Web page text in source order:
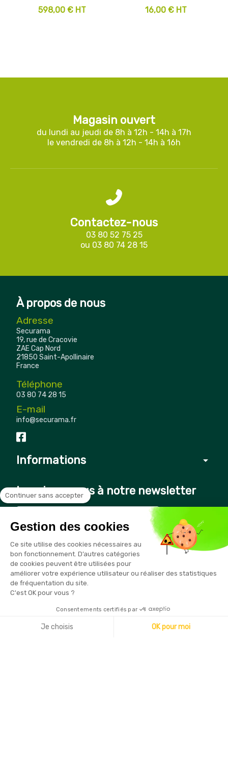
598,00 € HT 16,00 € HT
Magasin ouvert
du lundi au jeudi de 8h à 12h - 14h à 17h
le vendredi de 8h à 12h - 14h à 16h
Contactez-nous
03 80 52 75 25
ou 03 80 74 28 15
À propos de nous
Adresse
Securama
19, rue de Cracovie
ZAE Cap Nord
21850 Saint-Apollinaire
France
Téléphone
03 80 74 28 15
E-mail
info@securama.fr
Informations arrow_drop_down
Inscrivez-vous à notre newsletter
Vous pouvez vous désinscrire à tout moment en cliquant sur le
lien présent dans nos emails
Copyright © 2026 - Sécurama
Continuer sans accepter
Gestion des cookies
Ce site utilise des cookies nécessaires au
bon fonctionnement. D’autres catégories
de cookies peuvent être utilisées pour
améliorer votre expérience utilisateur ou réaliser des statistiques
de fréquentation du site.
C'est OK pour vous ?
Consentements certifiés par
Je choisis OK pour moi